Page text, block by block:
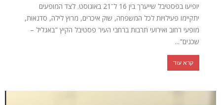
יופיעו בפסטיבל שייערך בין 16 ל־21 באוגוסט. לצד המופעים
יתקיימו פעילויות לכל המשפחה, שוק איכרים, מרוץ לילה, סדנאות,
מופעי רחוב ואירועי תרבות ברחבי העיר פסטיבל הקיץ "באגליל –
שכנים"...
קרא עוד